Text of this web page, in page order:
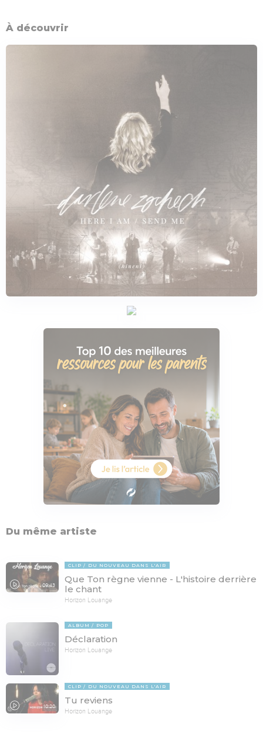
À découvrir
Du même artiste
09:43
CLIP DU NOUVEAU DANS L'AIR
Que Ton règne vienne - L'histoire derrière
le chant
Horizon Louange
ALBUM POP
Déclaration
Horizon Louange
10:20
CLIP DU NOUVEAU DANS L'AIR
Tu reviens
Horizon Louange